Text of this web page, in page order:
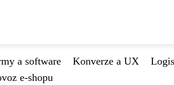
a software Konverze a UX
e-shopu